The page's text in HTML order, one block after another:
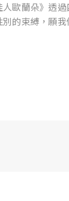
歐蘭朵》透過
的束縛，願我